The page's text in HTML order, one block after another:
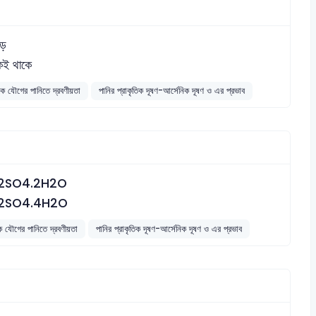
থাকে
যৌগের পানিতে দ্রবণীয়তা পানির প্রাকৃতিক দূষণ-আর্সেনিক দূষণ ও এর প্রভাব
পানিতে দ্রবণীয়তা পানির প্রাকৃতিক দূষণ-আর্সেনিক দূষণ ও এর প্রভাব